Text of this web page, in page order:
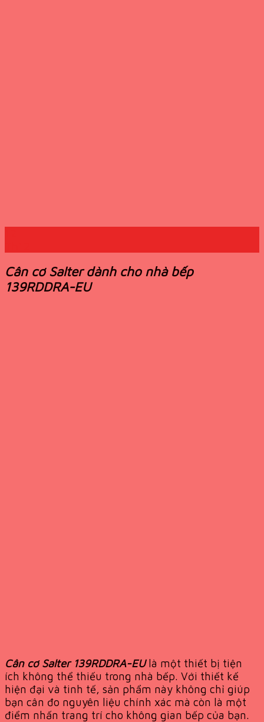
Cân cơ Salter dành cho nhà bếp
139RDDRA-EU
Cân cơ Salter 139RDDRA-EUlà một thiết bị tiện
ích không thể thiếu trong nhà bếp. Với thiết kế
hiện đại và tinh tế, sản phẩm này không chỉ giúp
bạn cân đo nguyên liệu chính xác mà còn là một
điểm nhấn trang trí cho không gian bếp của bạn.